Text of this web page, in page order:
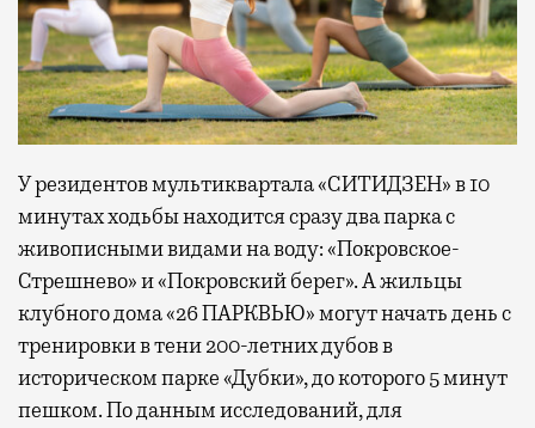
У резидентов мультиквартала «СИТИДЗЕН» в 10
минутах ходьбы находится сразу два парка с
живописными видами на воду: «Покровское-
Стрешнево» и «Покровский берег». А жильцы
клубного дома «26 ПАРКВЬЮ» могут начать день с
тренировки в тени 200-летних дубов в
историческом парке «Дубки», до которого 5 минут
пешком. По данным исследований, для